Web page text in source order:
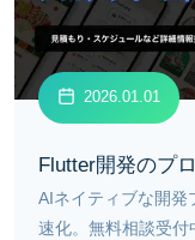
2026.01.01
Flutter開発のプ
AIネイティブな開発
速化。無料相談受付